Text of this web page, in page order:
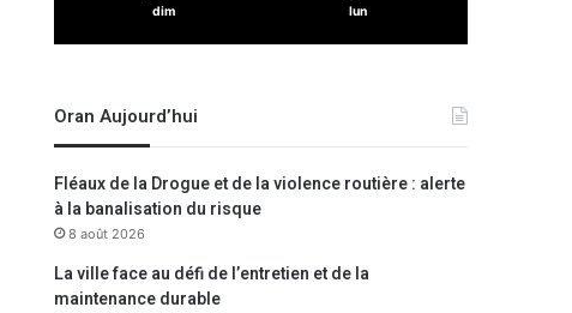
dim lun
Oran Aujourd’hui
Fléaux de la Drogue et de la violence routière : alerte
à la banalisation du risque
8 août 2026
La ville face au défi de l’entretien et de la
maintenance durable